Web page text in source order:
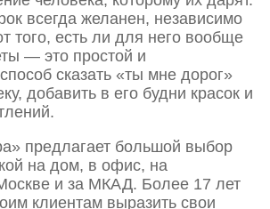
всегда желанен, независимо
того, есть ли для него вообще
— это простой и
сказать «ты мне дорог»
добавить в его будни красок и
предлагает большой выбор
на дом, в офис, на
и за МКАД. Более 17 лет
клиентам выразить свои